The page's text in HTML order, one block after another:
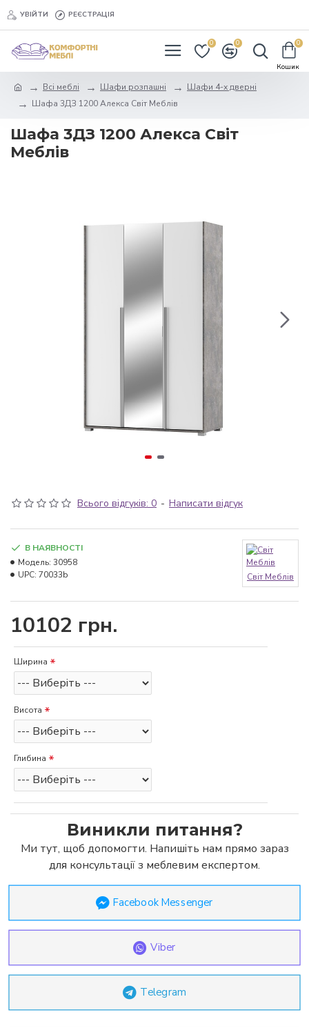
УВІЙТИ РЕЄСТРАЦІЯ
0 0 0
Всі меблі Шафи розпашні
Шафи 4-х дверні
Шафа 3ДЗ 1200 Алекса Світ Меблів
Шафа 3ДЗ 1200 Алекса Світ
Меблів
Всього відгуків: 0 - Написати відгук
10102 грн.
В НАЯВНОСТІ
Модель: 30958
UPC: 70033b Світ Меблів
Ширина
Висота
Глибина
Виникли питання?
Ми тут, щоб допомогти. Напишіть нам прямо зараз
для консультації з меблевим експертом.
Facebook Messenger
Viber
Telegram